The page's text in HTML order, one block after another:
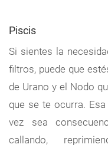
Piscis
Si sientes la
filtros, puede que
de Urano y el Nodo
que se te ocurra.
vez sea
callando,